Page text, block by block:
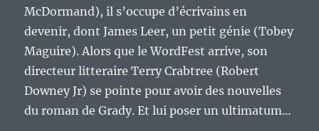
McDormand), il s’occupe d’écrivains en
devenir, dont James Leer, un petit génie (Tobey
Maguire). Alors que le WordFest arrive, son
directeur litteraire Terry Crabtree (Robert
Downey Jr) se pointe pour avoir des nouvelles
du roman de Grady. Et lui poser un ultimatum…